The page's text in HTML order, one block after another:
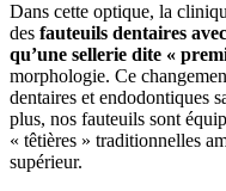
Dans cette optique, la
des fauteuils dentaires
qu’une sellerie dite «
morphologie. Ce
dentaires et endodontiques
plus, nos fauteuils sont
« têtières » traditionnelles
supérieur.